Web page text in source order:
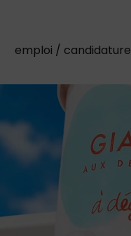
emploi / candidature